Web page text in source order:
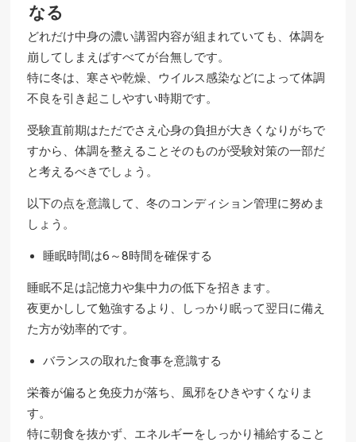
なる
どれだけ中身の濃い講習内容が組まれていても、体調を
崩してしまえばすべてが台無しです。
特に冬は、寒さや乾燥、ウイルス感染などによって体調
不良を引き起こしやすい時期です。
受験直前期はただでさえ心身の負担が大きくなりがちで
すから、体調を整えることそのものが受験対策の一部だ
と考えるべきでしょう。
以下の点を意識して、冬のコンディション管理に努めま
しょう。
睡眠時間は6～8時間を確保する
睡眠不足は記憶力や集中力の低下を招きます。
夜更かしして勉強するより、しっかり眠って翌日に備え
た方が効率的です。
バランスの取れた食事を意識する
栄養が偏ると免疫力が落ち、風邪をひきやすくなりま
す。
特に朝食を抜かず、エネルギーをしっかり補給すること